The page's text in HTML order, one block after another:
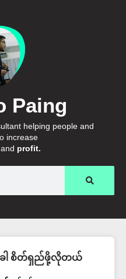
Paing
helping people and
increase
and profit.
ါ စိတ်ရှည်ဖို့လိုတယ်